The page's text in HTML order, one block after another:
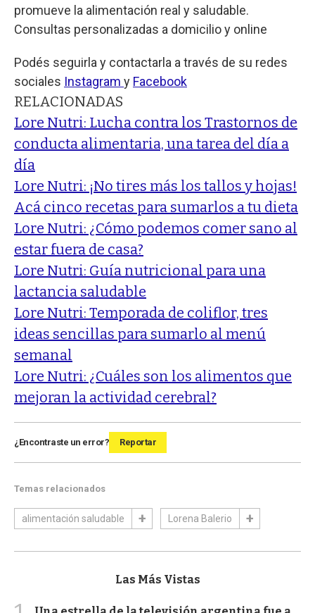
promueve la alimentación real y saludable.
Consultas personalizadas a domicilio y online
Podés seguirla y contactarla a través de su redes
sociales Instagram y Facebook
RELACIONADAS
Lore Nutri: Lucha contra los Trastornos de
conducta alimentaria, una tarea del día a
día
Lore Nutri: ¡No tires más los tallos y hojas!
Acá cinco recetas para sumarlos a tu dieta
Lore Nutri: ¿Cómo podemos comer sano al
estar fuera de casa?
Lore Nutri: Guía nutricional para una
lactancia saludable
Lore Nutri: Temporada de coliflor, tres
ideas sencillas para sumarlo al menú
semanal
Lore Nutri: ¿Cuáles son los alimentos que
mejoran la actividad cerebral?
¿Encontraste un error? Reportar
Temas relacionados
alimentación saludable Lorena Balerio
Las Más Vistas